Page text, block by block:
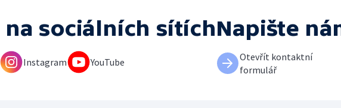
na sociálních sítích
Instagram YouTube
Napište
Otevřít kontaktní
formulář